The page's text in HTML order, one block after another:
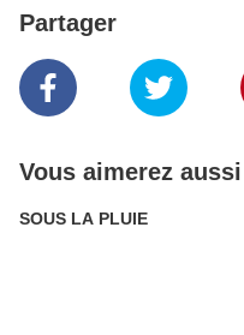
Partager
Vous aimerez aussi
SOUS LA PLUIE